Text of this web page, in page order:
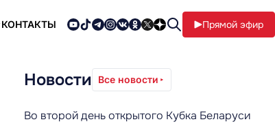
КОНТАКТЫ Прямой эфир
Новости Все новости
Во второй день открытого Кубка Беларуси